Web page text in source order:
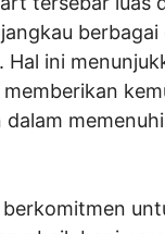
berbagai
Hal ini
dalam